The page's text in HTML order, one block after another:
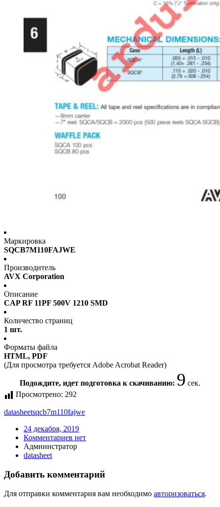
Маркировка
SQCB7M110FAJWE
Производитель
AVX Corporation
Описание
CAP RF 11PF 500V 1210 SMD
Количество страниц
1 шт.
Форматы файла
HTML, PDF
(Для просмотра требуется Adobe Acrobat Reader)
Подождите, идет подготовка к скачиванию: 9 сек.
Просмотрено: 292
datasheetsqcb7m110fajwe
24 декабря, 2019
Комментариев нет
Администратор
datasheet
Добавить комментарий
Для отправки комментария вам необходимо авторизоваться.